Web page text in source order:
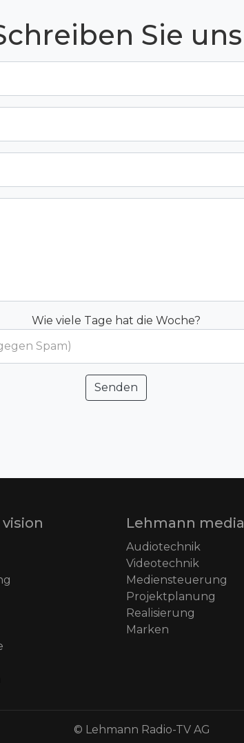
Sie uns
Wie viele Tage hat die Woche?
Lehmann media
Audiotechnik
Videotechnik
Mediensteuerung
Projektplanung
Realisierung
Marken
© Lehmann Radio-TV AG